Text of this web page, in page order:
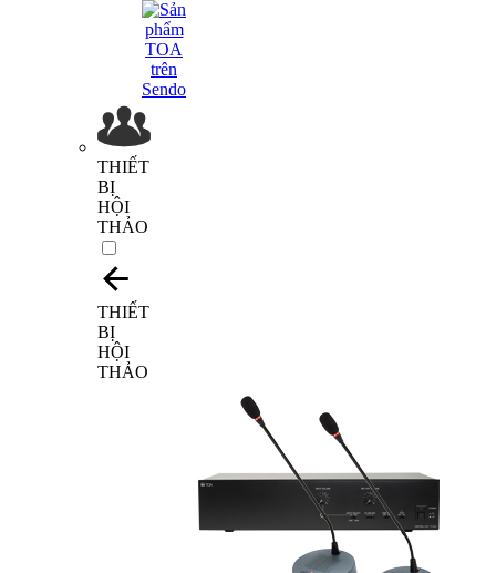
THIẾT
BỊ
HỘI
THẢO
THIẾT
BỊ
HỘI
THẢO